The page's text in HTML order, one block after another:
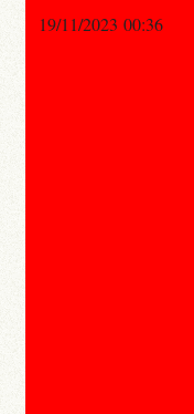
19/11/2023 00:36